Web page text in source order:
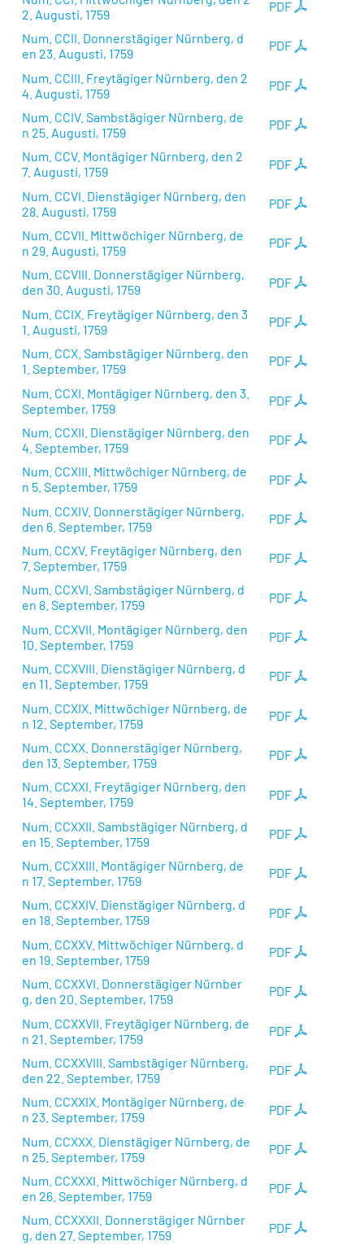
PDF
2. Augusti, 1759
PDF
Num. CCII. Donnerstägiger Nürnberg, d
en 23. Augusti, 1759
PDF
Num. CCIII. Freytägiger Nürnberg, den 2
4. Augusti, 1759
PDF
Num. CCIV. Sambstägiger Nürnberg, de
n 25. Augusti, 1759
PDF
Num. CCV. Montägiger Nürnberg, den 2
7. Augusti, 1759
PDF
Num. CCVI. Dienstägiger Nürnberg, den
28. Augusti, 1759
PDF
Num. CCVII. Mittwöchiger Nürnberg, de
n 29. Augusti, 1759
PDF
Num. CCVIII. Donnerstägiger Nürnberg,
den 30. Augusti, 1759
PDF
Num. CCIX. Freytägiger Nürnberg, den 3
1. Augusti, 1759
PDF
Num. CCX. Sambstägiger Nürnberg, den
1. September, 1759
PDF
Num. CCXI. Montägiger Nürnberg, den 3.
September, 1759
PDF
Num. CCXII. Dienstägiger Nürnberg, den
4. September, 1759
PDF
Num. CCXIII. Mittwöchiger Nürnberg, de
n 5. September, 1759
PDF
Num. CCXIV. Donnerstägiger Nürnberg,
den 6. September, 1759
PDF
Num. CCXV. Freytägiger Nürnberg, den
7. September, 1759
PDF
Num. CCXVI. Sambstägiger Nürnberg, d
en 8. September, 1759
PDF
Num. CCXVII. Montägiger Nürnberg, den
10. September, 1759
PDF
Num. CCXVIII. Dienstägiger Nürnberg, d
en 11. September, 1759
PDF
Num. CCXIX. Mittwöchiger Nürnberg, de
n 12. September, 1759
PDF
Num. CCXX. Donnerstägiger Nürnberg,
den 13. September, 1759
PDF
Num. CCXXI. Freytägiger Nürnberg, den
14. September, 1759
PDF
Num. CCXXII. Sambstägiger Nürnberg, d
en 15. September, 1759
PDF
Num. CCXXIII. Montägiger Nürnberg, de
n 17. September, 1759
PDF
Num. CCXXIV. Dienstägiger Nürnberg, d
en 18. September, 1759
PDF
Num. CCXXV. Mittwöchiger Nürnberg, d
en 19. September, 1759
PDF
Num. CCXXVI. Donnerstägiger Nürnber
g, den 20. September, 1759
PDF
Num. CCXXVII. Freytägiger Nürnberg, de
n 21. September, 1759
PDF
Num. CCXXVIII. Sambstägiger Nürnberg,
den 22. September, 1759
PDF
Num. CCXXIX. Montägiger Nürnberg, de
n 23. September, 1759
PDF
Num. CCXXX. Dienstägiger Nürnberg, de
n 25. September, 1759
PDF
Num. CCXXXI. Mittwöchiger Nürnberg, d
en 26. September, 1759
PDF
Num. CCXXXII. Donnerstägiger Nürnber
g, den 27. September, 1759